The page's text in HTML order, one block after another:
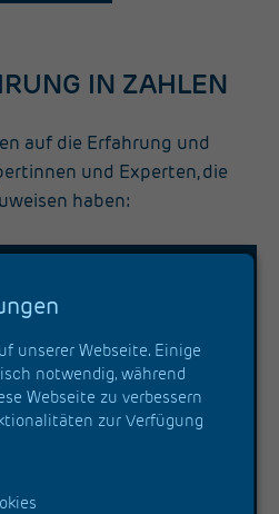
IN ZAHLEN
auf die Erfahrung und
und Experten, die
haben:
T
verbaut
QM
technisch
unserer Webseite. Einige
notwendig, während
Webseite zu verbessern
zur Verfügung